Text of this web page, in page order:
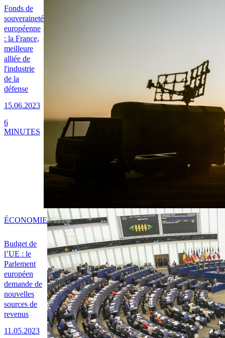
Fonds de
souveraineté
européenne
: la France,
meilleure
alliée de
l'industrie
de la
défense
15.06.2023
6
MINUTES
Budget de
l’UE : le
Parlement
européen
demande de
nouvelles
sources de
revenus
11.05.2023
ÉCONOMIE